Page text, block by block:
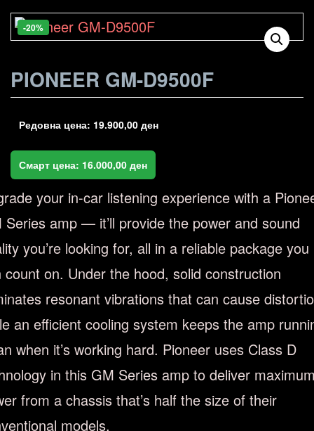
-20%
PIONEER GM-D9500F
Редовна цена: 19.900,00 ден
Смарт цена: 16.000,00 ден
your in-car listening experience with a
Series amp — it’ll provide the power and sound
you’re looking for, all in a reliable package you
count on. Under the hood, solid construction
resonant vibrations that can cause
an efficient cooling system keeps the amp
when it’s working hard. Pioneer uses Class D
in this GM Series amp to deliver
from a chassis that’s half the size of their
models.